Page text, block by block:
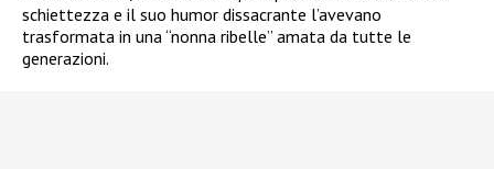
schiettezza e il suo humor dissacrante l’avevano
trasformata in una “nonna ribelle” amata da tutte le
generazioni.